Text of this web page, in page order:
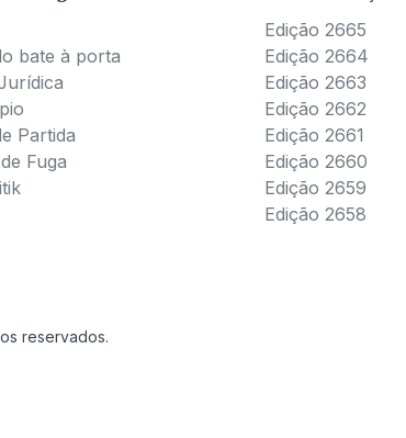
bate à porta
Partida
Fuga
Edição 2665
Edição 2664
Edição 2663
Edição 2662
Edição 2661
Edição 2660
Edição 2659
Edição 2658
reservados.